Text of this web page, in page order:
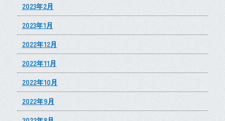
2023年2月
2023年1月
2022年12月
2022年11月
2022年10月
2022年9月